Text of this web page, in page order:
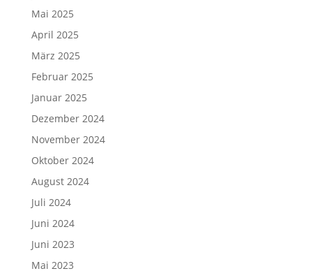
Mai 2025
April 2025
März 2025
Februar 2025
Januar 2025
Dezember 2024
November 2024
Oktober 2024
August 2024
Juli 2024
Juni 2024
Juni 2023
Mai 2023